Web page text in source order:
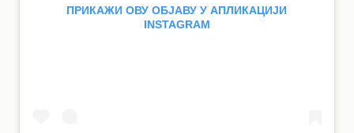
ПРИКАЖИ ОВУ ОБЈАВУ У АПЛИКАЦИЈИ
INSTAGRAM